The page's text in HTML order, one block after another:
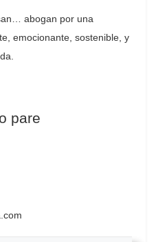
abogan por una
emocionante, sostenible, y
pare